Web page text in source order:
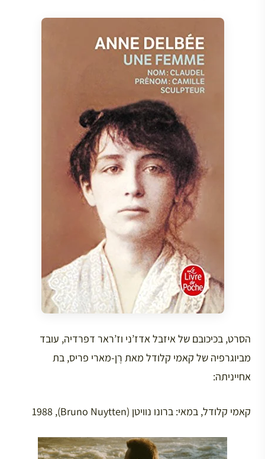
הסרט, בכיכובם של איזבל אדז’ני וז’ראר דפרדיה, עובד
מביוגרפיה של קאמי קלודל מאת רֶן-מארי פריס, בת
אחייניתה:
קאמי קלודל, במאי: ברונו נוויטן (Bruno Nuytten), 1988